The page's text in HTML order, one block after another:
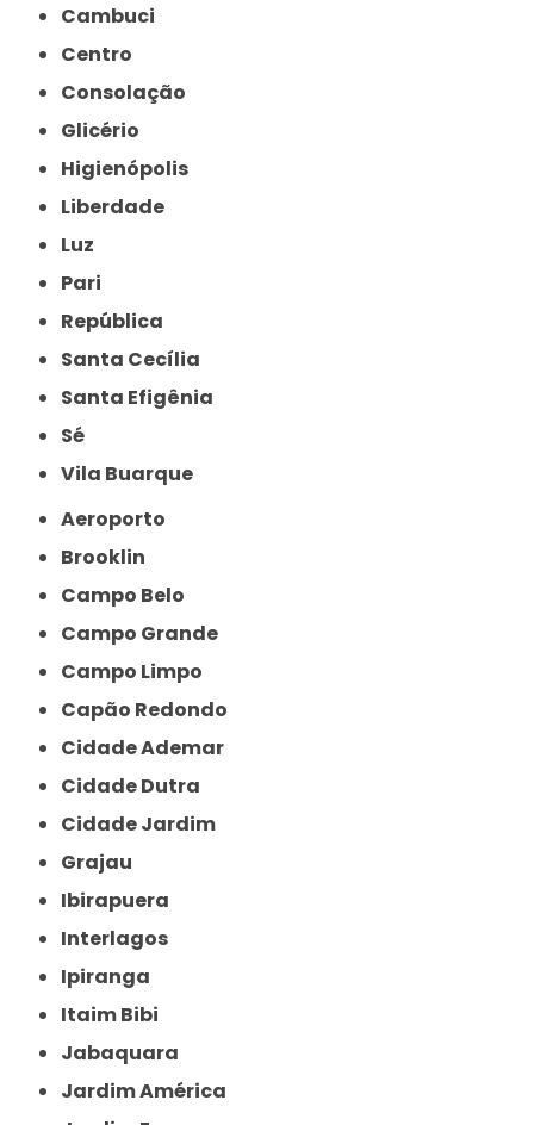
Cambuci
Centro
Consolação
Glicério
Higienópolis
Liberdade
Luz
Pari
República
Santa Cecília
Santa Efigênia
Sé
Vila Buarque
Aeroporto
Brooklin
Campo Belo
Campo Grande
Campo Limpo
Capão Redondo
Cidade Ademar
Cidade Dutra
Cidade Jardim
Grajau
Ibirapuera
Interlagos
Ipiranga
Itaim Bibi
Jabaquara
Jardim América